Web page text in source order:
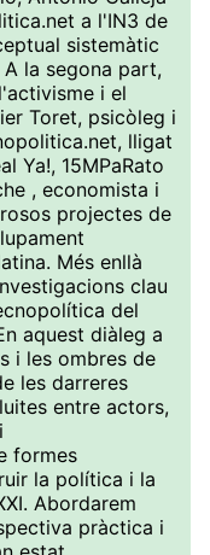
a l'IN3 de
sistemàtic
la segona part,
i el
Toret, psicòleg i
lligat
Ya!, 15MPaRato
, economista i
projectes de
Més enllà
clau
del
aquest diàleg a
i les ombres de
les darreres
entre actors,
formes
la política i la
Abordarem
pràctica i